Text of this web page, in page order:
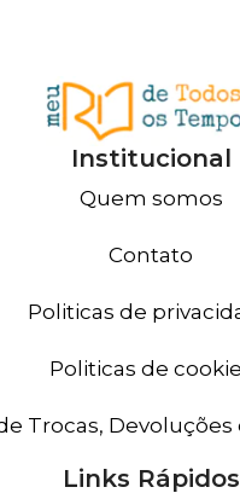
Institucional
Quem somos
Contato
Politicas de
Politicas de
Trocas,
Links Rápidos